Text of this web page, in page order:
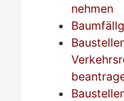
nehmen